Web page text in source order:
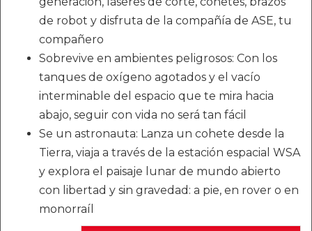
de robot y disfruta de la compañía de ASE, tu
compañero
Sobrevive en ambientes peligrosos: Con los
tanques de oxígeno agotados y el vacío
interminable del espacio que te mira hacia
abajo, seguir con vida no será tan fácil
Se un astronauta: Lanza un cohete desde la
Tierra, viaja a través de la estación espacial WSA
y explora el paisaje lunar de mundo abierto
con libertad y sin gravedad: a pie, en rover o en
monorraíl